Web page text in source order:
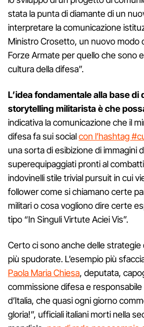
stata la punta di diamante di un
interpretare la comunicazione
Ministro Crosetto, un nuovo modo
Forze Armate per quello che sono
cultura della difesa”.
L’idea fondamentale alla base di
storytelling militarista è che
indicativa la comunicazione che il
difesa fa sui socialcon l’hashtag
una sorta di esibizione di immagini
superequipaggiati pronti al
indovinelli stile trivial pursuit in cui
follower come si chiamano certe
militari o cosa vogliono dire certe
tipo “In Singuli Virtute Aciei Vis”.
Certo ci sono anche delle strategie
più spudorate. L’esempio più
Paola Maria Chiesa, deputata,
commissione difesa e responsabile
d’Italia, che quasi ogni giorno
gloria!”, ufficiali italiani morti nella